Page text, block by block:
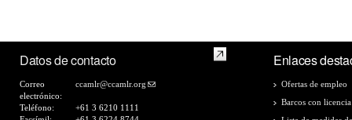
Datos de contacto
Correo
electrónico:
ccamlr@ccamlr.org
Teléfono:
+61 3 6210 1111
Enlaces
Ofertas de empleo
Barcos con